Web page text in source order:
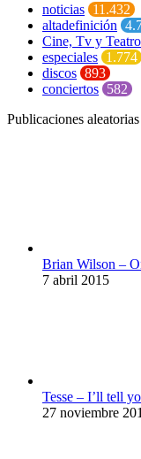
noticias 11.432
altadefinición
Cine, Tv y Teatro
especiales 1.774
discos 893
conciertos 582
Publicaciones aleatorias
Brian Wilson –
7 abril 2015
Tesse – I’ll tell
27 noviembre